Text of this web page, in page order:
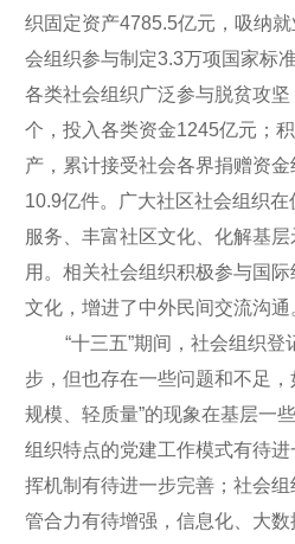
织固定资产4785.5亿元，吸纳
会组织参与制定3.3万项国家标
各类社会组织广泛参与脱贫攻
个，投入各类资金1245亿元；
产，累计接受社会各界捐赠资
10.9亿件。广大社区社会组织
服务、丰富社区文化、化解基
用。相关社会组织积极参与国
文化，增进了中外民间交流沟通
“十三五”期间，社会组织
步，但也存在一些问题和不足，
规模、轻质量”的现象在基层一
组织特点的党建工作模式有待
挥机制有待进一步完善；社会
管合力有待增强，信息化、大